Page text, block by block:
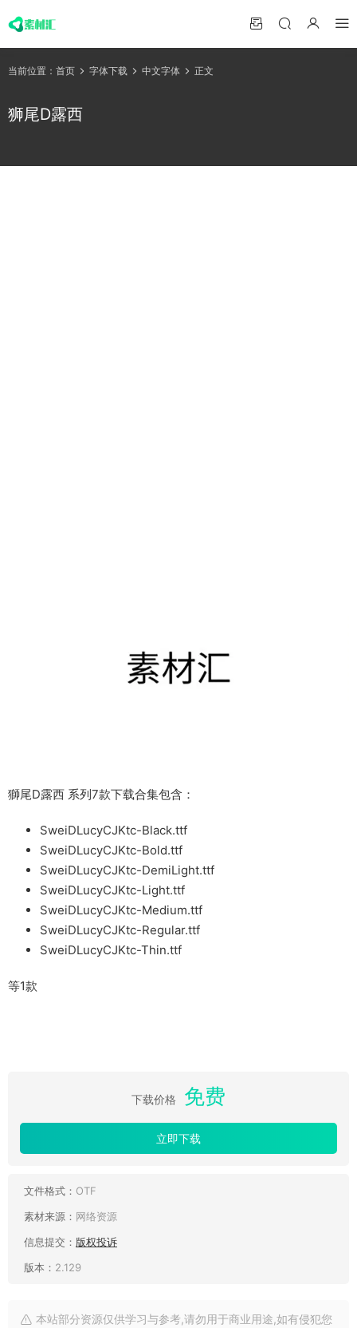
当前位置： 首页 字体下载 中文字体 正文
狮尾D露西
獅尾D露西 系列7款下载合集包含：
SweiDLucyCJKtc-Black.ttf
SweiDLucyCJKtc-Bold.ttf
SweiDLucyCJKtc-DemiLight.ttf
SweiDLucyCJKtc-Light.ttf
SweiDLucyCJKtc-Medium.ttf
SweiDLucyCJKtc-Regular.ttf
SweiDLucyCJKtc-Thin.ttf
等1款
下载价格 免费
立即下载
文件格式： OTF
素材来源： 网络资源
信息提交： 版权投诉
版本： 2.129
本站部分资源仅供学习与参考,请勿用于商业用途,如有侵犯您